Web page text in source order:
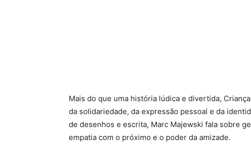
Mais do que uma história lúdica e divertida,
da solidariedade, da expressão pessoal e da
de desenhos e escrita, Marc Majewski fala sobre
empatia com o próximo e o poder da amizade.